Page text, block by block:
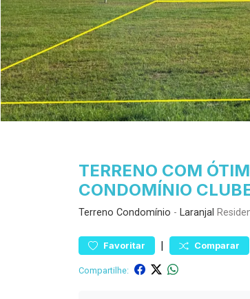
TERRENO COM
CONDOMÍNIO
Terreno Condomínio - Laranjal
Favoritar | Comparar
Compartilhe: